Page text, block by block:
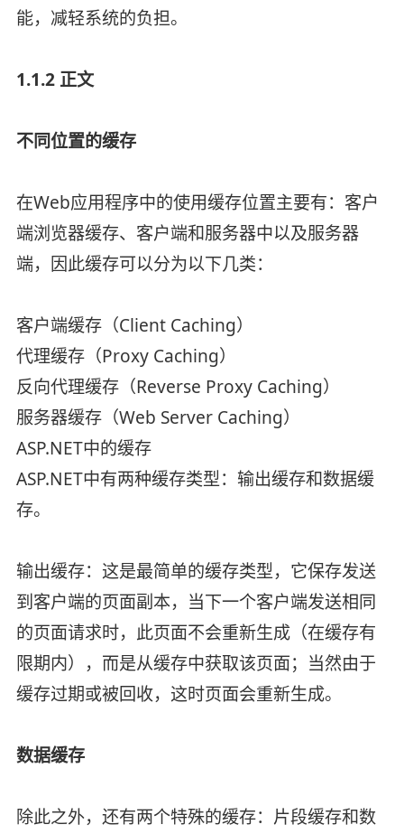
能，减轻系统的负担。
1.1.2 正文
不同位置的缓存
在Web应用程序中的使用缓存位置主要有：客户
端浏览器缓存、客户端和服务器中以及服务器
端，因此缓存可以分为以下几类：
客户端缓存（Client Caching）
代理缓存（Proxy Caching）
反向代理缓存（Reverse Proxy Caching）
服务器缓存（Web Server Caching）
ASP.NET中的缓存
ASP.NET中有两种缓存类型：输出缓存和数据缓
存。
输出缓存：这是最简单的缓存类型，它保存发送
到客户端的页面副本，当下一个客户端发送相同
的页面请求时，此页面不会重新生成（在缓存有
限期内），而是从缓存中获取该页面；当然由于
缓存过期或被回收，这时页面会重新生成。
数据缓存
除此之外，还有两个特殊的缓存：片段缓存和数